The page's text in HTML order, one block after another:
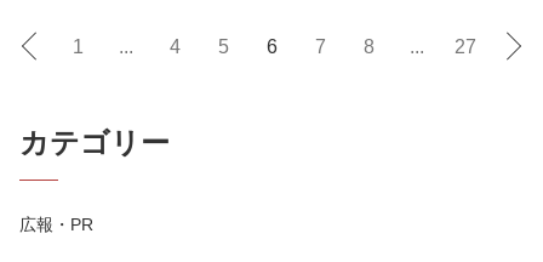
1 ... 4 5 6 7 8 ... 27
カテゴリー
広報・PR